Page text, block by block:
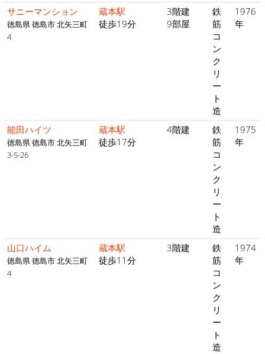
サニーマンション
徳島県 徳島市 北矢三町
4
蔵本駅
徒歩19分
3階建
9部屋
鉄
筋
コ
ン
ク
リ
ー
ト
造
1976
年
能田ハイツ
徳島県 徳島市 北矢三町
3-5-26
蔵本駅
徒歩17分
4階建
鉄
筋
コ
ン
ク
リ
ー
ト
造
1975
年
山口ハイム
徳島県 徳島市 北矢三町
4
蔵本駅
徒歩11分
3階建
鉄
筋
コ
ン
ク
リ
ー
ト
造
1974
年